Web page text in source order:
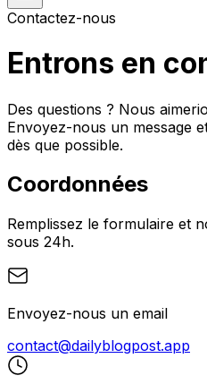
Contactez-nous
Entrons en
Des questions ? Nous
Envoyez-nous un message
dès que possible.
Coordonnées
Remplissez le formulaire et
sous 24h.
Envoyez-nous un email
contact@dailyblogpost.app